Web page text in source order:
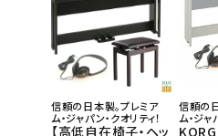
信頼の日本製。プレミア
ム・ジャパン・クオリティ！
【高低自在椅子・ヘッ
信頼の
ム・ジャ